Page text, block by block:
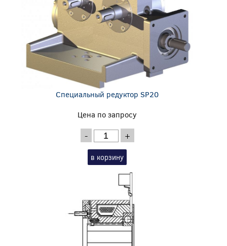
Специальный редуктор SP20
Цена по запросу
- +
в корзину